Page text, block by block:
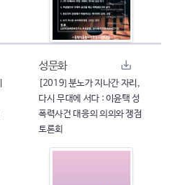
성문화
[2019] 분노가 지나간 자리,
다시 무대에 서다 : 이윤택 성
폭력사건 대응의 의의와 쟁점
토론회